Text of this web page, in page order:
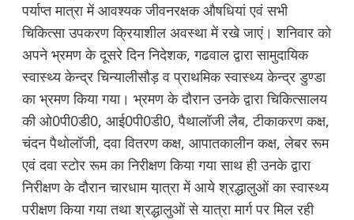
पर्याप्त मात्रा में आवश्यक जीवनरक्षक औषधियां एवं सभी
चिकित्सा उपकरण क्रियाशील अवस्था में रखे जाएं। शनिवार को
अपने भ्रमण के दूसरे दिन निदेशक, गढवाल द्वारा सामुदायिक
स्वास्थ्य केन्द्र चिन्यालीसौड़ व प्राथमिक स्वास्थ्य केन्द्र डुण्डा
का भ्रमण किया गया। भ्रमण के दौरान उनके द्वारा चिकित्सालय
की ओ0पी0डी0, आई0पी0डी0, पैथालॉजी लैब, टीकाकरण कक्ष,
चंदन पैथोलॉजी, दवा वितरण कक्ष, आपातकालीन कक्ष, लेबर रूम
एवं दवा स्टोर रूम का निरीक्षण किया गया साथ ही उनके द्वारा
निरीक्षण के दौरान चारधाम या़त्रा में आये श्रद्धालुओं का स्वास्थ्य
परीक्षण किया गया तथा श्रद्धालुओं से यात्रा मार्ग पर मिल रही